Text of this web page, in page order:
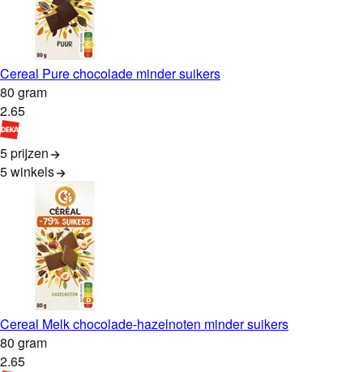
Cereal Pure chocolade minder suikers
80 gram
2.65
5 prijzen
5winkels
Cereal Melk chocolade-hazelnoten minder suikers
80 gram
2.65